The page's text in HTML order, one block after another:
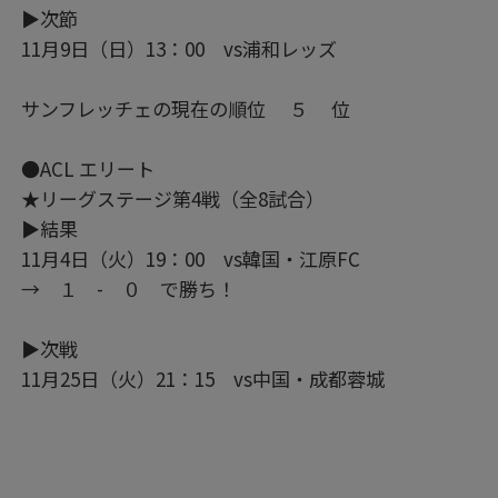
▶次節
11月9日（日）13：00 vs浦和レッズ
サンフレッチェの現在の順位 ５ 位
●ACL エリート
★リーグステージ第4戦（全8試合）
▶結果
11月4日（火）19：00 vs韓国・江原FC
→ １ - ０ で勝ち！
▶次戦
11月25日（火）21：15 vs中国・成都蓉城